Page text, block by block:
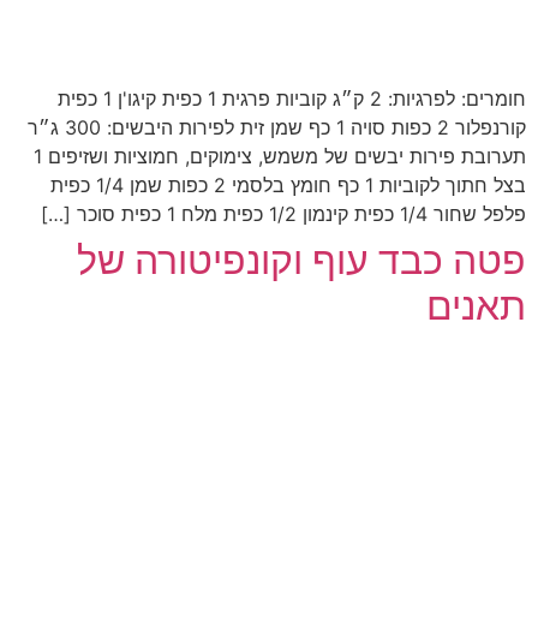
חומרים: לפרגיות: 2 ק״ג קוביות פרגית 1 כפית קיגו'ן 1 כפית
קורנפלור 2 כפות סויה 1 כף שמן זית לפירות היבשים: 300 ג״ר
תערובת פירות יבשים של משמש, צימוקים, חמוציות ושזיפים 1
בצל חתוך לקוביות 1 כף חומץ בלסמי 2 כפות שמן 1/4 כפית
פלפל שחור 1/4 כפית קינמון 1/2 כפית מלח 1 כפית סוכר […]
פטה כבד עוף וקונפיטורה של
תאנים